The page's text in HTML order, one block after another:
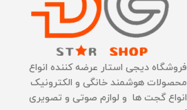
فروشگاه دیجی استار عرضه کننده انواع
محصولات هوشمند خانگی و الکترونیک
انواع گجت ها و لوازم صوتی و تصویری